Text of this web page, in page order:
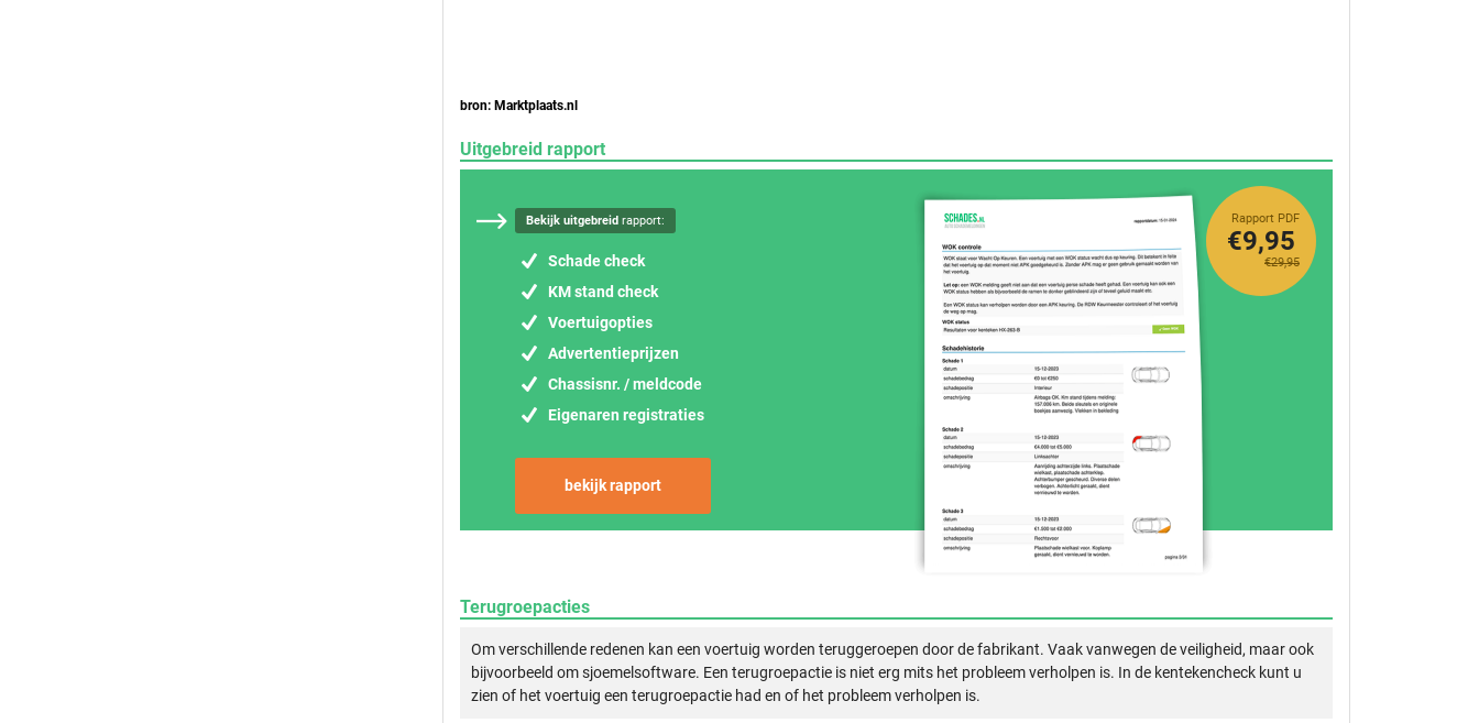
bron: Marktplaats.nl
Uitgebreid rapport
Bekijk uitgebreid rapport:
Schade check
KM stand check
Voertuigopties
Advertentieprijzen
Chassisnr. / meldcode
Eigenaren registraties
bekijk rapport
Rapport PDF
€29,95
€9,95
Terugroepacties
Om verschillende redenen kan een voertuig worden teruggeroepen door de fabrikant. Vaak vanwegen de veiligheid, maar ook
bijvoorbeeld om sjoemelsoftware. Een terugroepactie is niet erg mits het probleem verholpen is. In de kentekencheck kunt u
zien of het voertuig een terugroepactie had en of het probleem verholpen is.